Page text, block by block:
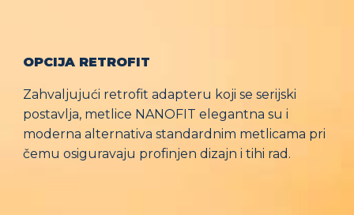
OPCIJA RETROFIT
Zahvaljujući retrofit adapteru koji se serijski
postavlja, metlice NANOFIT elegantna su i
moderna alternativa standardnim metlicama pri
čemu osiguravaju profinjen dizajn i tihi rad.